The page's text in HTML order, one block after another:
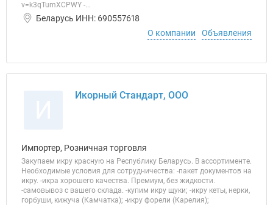
v=k3qTumXCPWY -...
Беларусь ИНН: 690557618
О компании
Объявления
Икорный Стандарт, ООО
Импортер, Розничная торговля
Закупаем икру красную на Республику Беларусь. В ассортименте.
Необходимые условия для сотрудничества: -пакет документов на
икру. -икра хорошего качества. Премиум, без жидкости.
-самовывоз с вашего склада. -купим икру щуки; -икру кеты, нерки,
горбуши, кижуча (Камчатка); -икру форели (Карелия);